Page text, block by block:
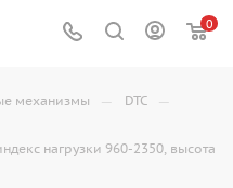
0
механизмы — DTC —
нагрузки 960-2350, высота